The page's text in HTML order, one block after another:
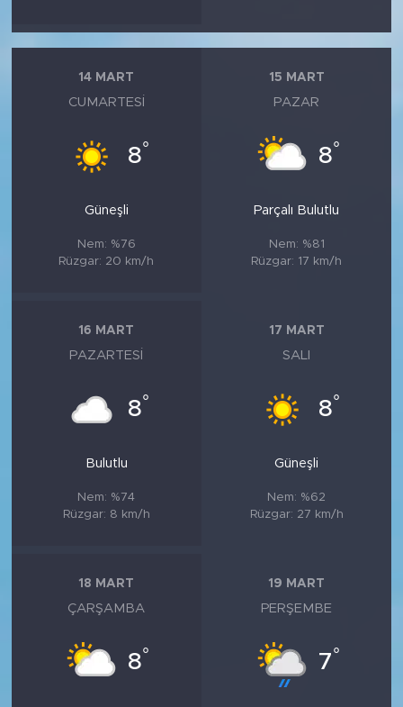
14 MART
CUMARTESI
8°
Güneşli
Nem: %76
Rüzgar: 20 km/h
15 MART
PAZAR
8°
Parçalı Bulutlu
Nem: %81
Rüzgar: 17 km/h
16 MART
PAZARTESI
8°
Bulutlu
Nem: %74
Rüzgar: 8 km/h
17 MART
SALI
8°
Güneşli
Nem: %62
Rüzgar: 27 km/h
18 MART
ÇARŞAMBA
8°
19 MART
PERŞEMBE
7°